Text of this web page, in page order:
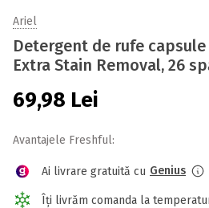
Ariel
Detergent de rufe
Extra Stain Removal, 26
69,98 Lei
Avantajele Freshful:
Ai livrare gratuită cu Genius
Îți livrăm comanda la